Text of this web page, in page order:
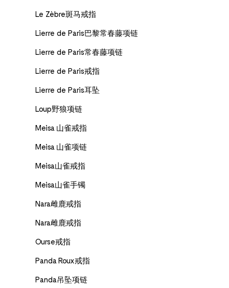
Le Zèbre斑马戒指
Lierre de Paris巴黎常春藤项链
Lierre de Paris常春藤项链
Lierre de Paris戒指
Lierre de Paris耳坠
Loup野狼项链
Meisa 山雀戒指
Meisa 山雀项链
Meisa山雀戒指
Meisa山雀手镯
Nara雌鹿戒指
Nara雌鹿戒指
Ourse戒指
Panda Roux戒指
Panda吊坠项链